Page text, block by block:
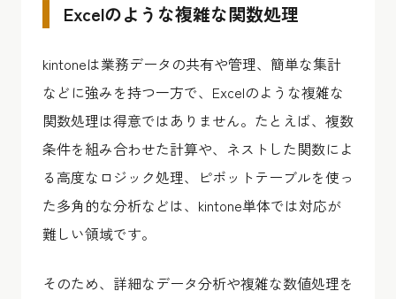
Excelのような複雑な関数処理
kintoneは業務データの共有や管理、簡単な集計
などに強みを持つ一方で、Excelのような複雑な
関数処理は得意ではありません。たとえば、複数
条件を組み合わせた計算や、ネストした関数によ
る高度なロジック処理、ピボットテーブルを使っ
た多角的な分析などは、kintone単体では対応が
難しい領域です。
そのため、詳細なデータ分析や複雑な数値処理を